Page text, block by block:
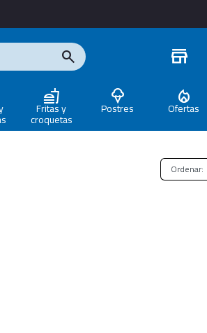
store
Fritas y
croquetas
Postres Ofertas